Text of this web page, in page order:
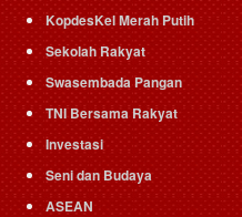
KopdesKel Merah Putih
Sekolah Rakyat
Swasembada Pangan
TNI Bersama Rakyat
Investasi
Seni dan Budaya
ASEAN